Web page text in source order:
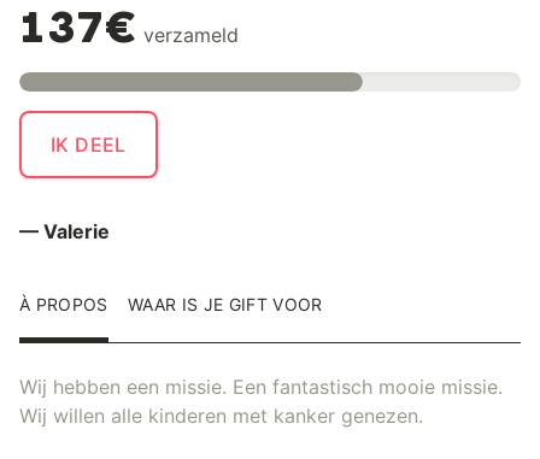
137€ verzameld
IK DEEL
— Valerie
À PROPOS WAAR IS JE GIFT VOOR
Wij hebben een missie. Een fantastisch mooie missie.
Wij willen alle kinderen met kanker genezen.